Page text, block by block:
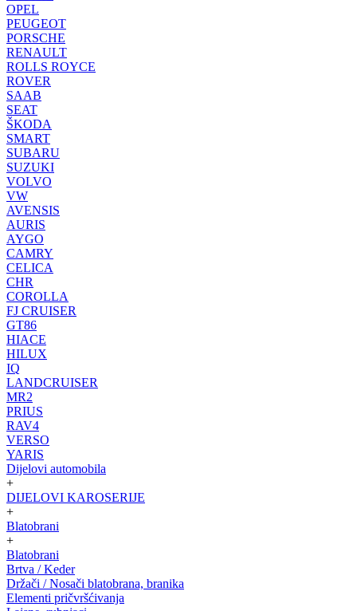
OPEL
PEUGEOT
PORSCHE
RENAULT
ROLLS ROYCE
ROVER
SAAB
SEAT
ŠKODA
SMART
SUBARU
SUZUKI
VOLVO
VW
AVENSIS
AURIS
AYGO
CAMRY
CELICA
CHR
COROLLA
FJ CRUISER
GT86
HIACE
HILUX
IQ
LANDCRUISER
MR2
PRIUS
RAV4
VERSO
YARIS
Dijelovi automobila
+
DIJELOVI KAROSERIJE
+
Blatobrani
+
Blatobrani
Brtva / Keder
Držači / Nosači blatobrana, branika
Elementi pričvršćivanja